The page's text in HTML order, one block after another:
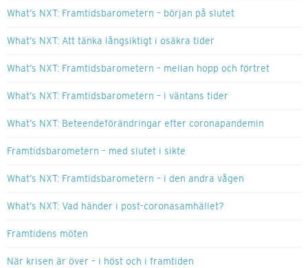
What’s NXT: Framtidsbarometern – början på slutet
What’s NXT: Att tänka långsiktigt i osäkra tider
What’s NXT: Framtidsbarometern – mellan hopp och förtret
What’s NXT: Framtidsbarometern – i väntans tider
What’s NXT: Beteendeförändringar efter coronapandemin
Framtidsbarometern – med slutet i sikte
What’s NXT: Framtidsbarometern – i den andra vågen
What’s NXT: Vad händer i post-coronasamhället?
Framtidens möten
När krisen är över – i höst och i framtiden